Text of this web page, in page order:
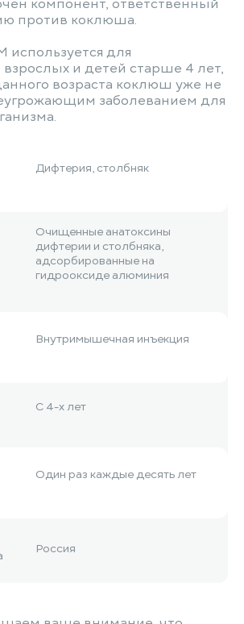
компонент, ответственный
против коклюша.
для
и детей старше 4 лет,
возраста коклюш уже не
заболеванием для
Дифтерия, столбняк
Очищенные анатоксины
дифтерии и столбняка,
адсорбированные на
гидрооксиде алюминия
Внутримышечная инъекция
С 4-х лет
Один раз каждые десять лет
Россия